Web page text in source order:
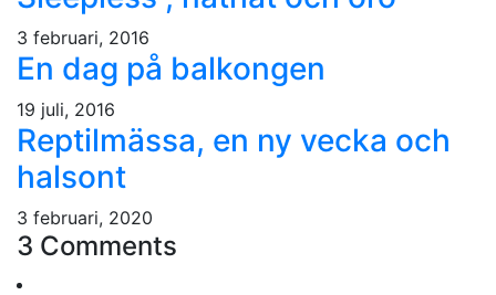
3 februari, 2016
En dag på balkongen
19 juli, 2016
Reptilmässa, en ny vecka och
halsont
3 februari, 2020
3 Comments